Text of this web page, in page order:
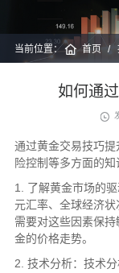
当前位置： 首页
如何通
通过黄金交易技巧
险控制等多方面的
1. 了解黄金市场的
元汇率、全球经济
需要对这些因素保
金的价格走势。
2. 技术分析：技术